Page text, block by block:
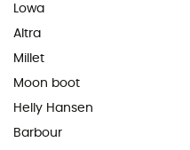
Lowa
Altra
Millet
Moon boot
Helly Hansen
Barbour